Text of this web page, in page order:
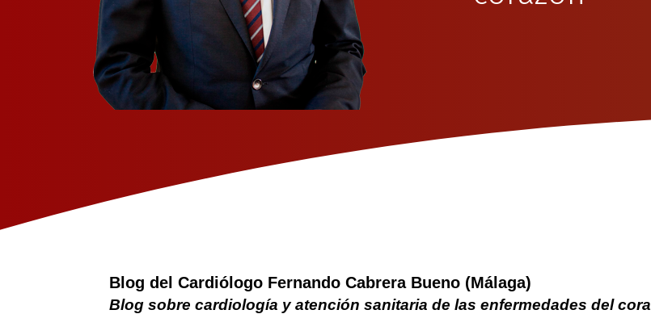
Blog del Cardiólogo Fernando Cabrera Bueno (Málaga)
Blog sobre cardiología y atención sanitaria de las enfermedades del